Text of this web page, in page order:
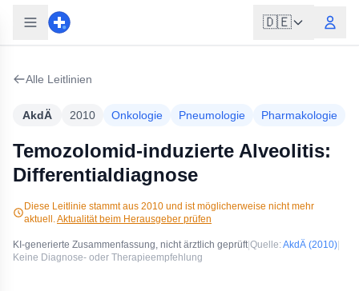
🇩🇪
Alle Leitlinien
AkdÄ 2010 Onkologie Pneumologie Pharmakologie
Temozolomid-induzierte Alveolitis:
Differentialdiagnose
Diese Leitlinie stammt aus 2010 und ist möglicherweise nicht mehr
aktuell.Aktualität beim Herausgeber prüfen
KI-generierte Zusammenfassung, nicht ärztlich geprüft|Quelle: AkdÄ (2010)
Keine Diagnose- oder Therapieempfehlung